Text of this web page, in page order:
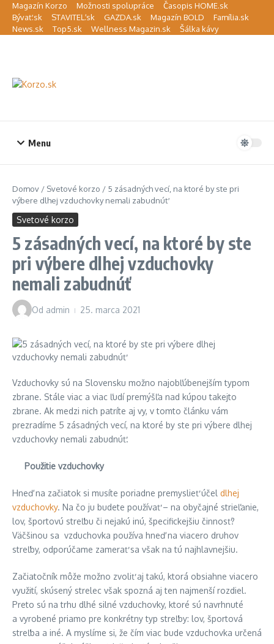
Preskočiť na obsah
Magazín Korzo Možnosti spolupráce
Časopis HOME.sk
Bývať.sk
STAVITEĽ.sk GAZDA.sk Magazín BOLD
Família.sk
News.sk
Top5.sk Wellness Magazin.sk Šálka kávy
Menu
Domov / Svetové korzo / 5 zásadných vecí, na ktoré by ste pri
výbere dlhej vzduchovky nemali zabudnúť
Svetové korzo
5 zásadných vecí, na ktoré by ste
pri výbere dlhej vzduchovky
nemali zabudnúť
Od admin 25. marca 2021
Vzduchovky sú na Slovensku možno najobľúbenejším typom
zbrane. Stále viac a viac ľudí premýšľa nad kúpou takejto
zbrane. Ak medzi nich patríte aj vy, v tomto článku vám
prezradíme 5 zásadných vecí, na ktoré by ste pri výbere dlhej
vzduchovky nemali zabudnúť.
Použitie vzduchovky
Hneď na začiatok si musíte poriadne premyslieť účel dlhej
vzduchovky. Na čo ju budete používať – na obyčajné strieľanie,
lov, športovú streľbu či nejakú inú, špecifickejšiu činnosť?
Väčšinou sa vzduchovka používa hneď na viacero druhov
streľby, odporúčame zamerať sa však na tú najhlavnejšiu.
Začiatočník môže možno zvoliť aj takú, ktorá obsiahne viacero
využití, skúsený strelec však spozná aj ten najmenší rozdiel.
Preto sú na trhu dlhé silné vzduchovky, ktoré sú navrhnuté
a vyrobené priamo pre konkrétny typ streľby: lov, športová
streľba a iné. A myslíme si, že čím viac bude vzduchovka určená